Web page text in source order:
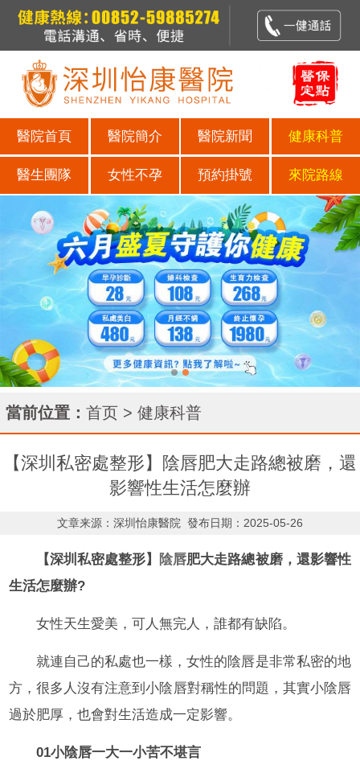
醫院首頁 醫院簡介 醫院新聞 健康科普
醫生團隊 女性不孕 預約掛號 來院路線
當前位置： 首页 > 健康科普
【深圳私密處整形】陰唇肥大走路總被磨，還
影響性生活怎麼辦
文章来源：深圳怡康醫院 發布日期：2025-05-26
【深圳私密處整形】 陰唇肥大走路總被磨，還影響性
生活怎麼辦?
女性天生愛美，可人無完人，誰都有缺陷。
就連自己的私處也一樣，女性的陰唇是非常私密的地
方，很多人沒有注意到小陰唇對稱性的問題，其實小陰唇
過於肥厚，也會對生活造成一定影響。
01小陰唇一大一小苦不堪言